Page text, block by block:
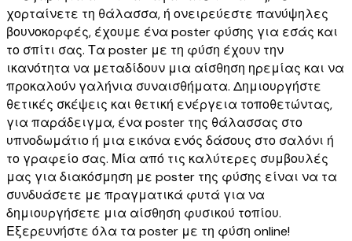
χορταίνετε τη θάλασσα, ή ονειρεύεστε πανύψηλες
βουνοκορφές, έχουμε ένα poster φύσης για εσάς και
το σπίτι σας. Τα poster με τη φύση έχουν την
ικανότητα να μεταδίδουν μια αίσθηση ηρεμίας και να
προκαλούν γαλήνια συναισθήματα. Δημιουργήστε
θετικές σκέψεις και θετική ενέργεια τοποθετώντας,
για παράδειγμα, ένα poster της θάλασσας στο
υπνοδωμάτιο ή μια εικόνα ενός δάσους στο σαλόνι ή
το γραφείο σας. Μία από τις καλύτερες συμβουλές
μας για διακόσμηση με poster της φύσης είναι να τα
συνδυάσετε με πραγματικά φυτά για να
δημιουργήσετε μια αίσθηση φυσικού τοπίου.
Εξερευνήστε όλα τα poster με τη φύση online!